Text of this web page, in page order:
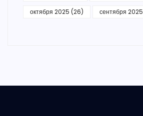
октября 2025 (26) сентября 2025